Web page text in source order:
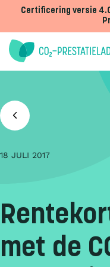
Certificering versie
18 JULI 2017
met de